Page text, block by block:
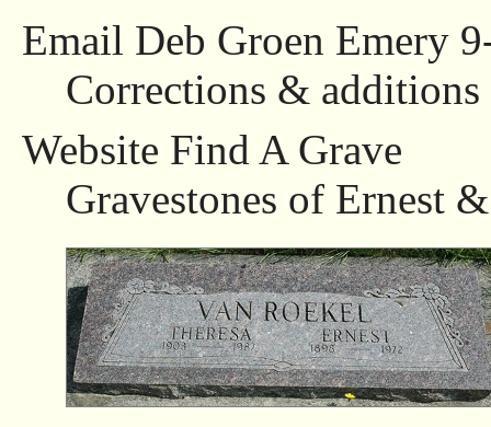
Email Deb Groen Emery
Corrections & additions
Website Find A Grave
Gravestones of Ernest